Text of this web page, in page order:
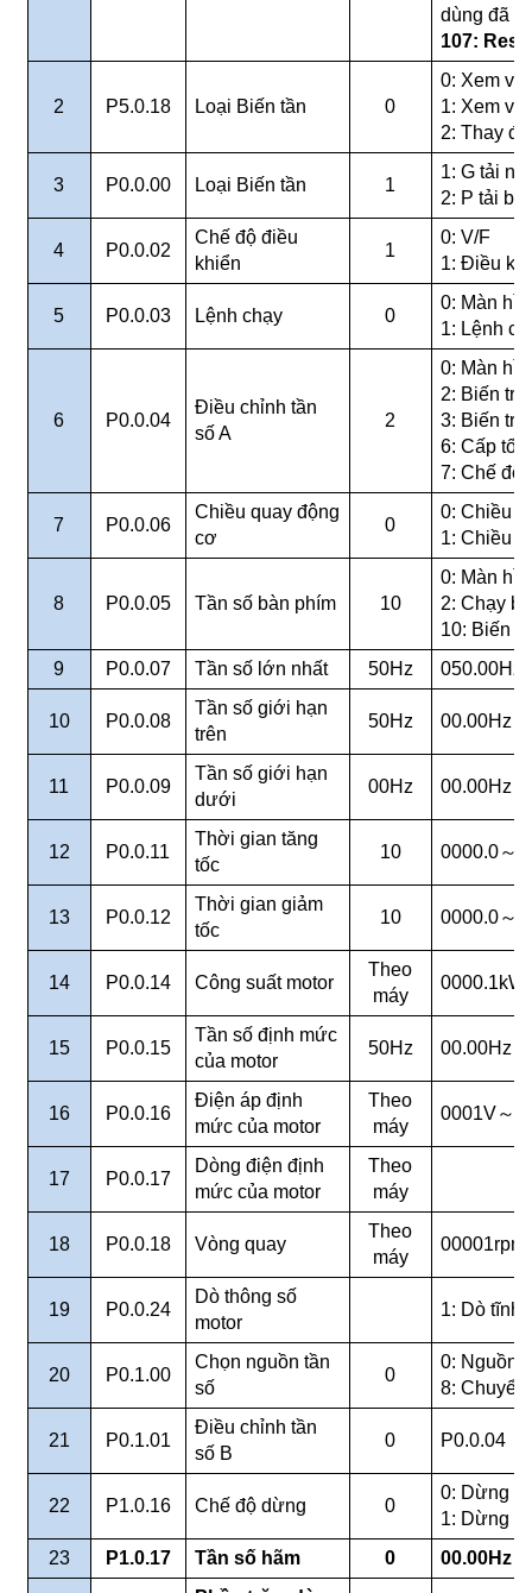
dùng đã
107:
2 P5.0.18 Loại Biến tần 0
0: Xem
1: Xem
2: Thay
3 P0.0.00 Loại Biến tần 1
1: G tải
2: P tải
4 P0.0.02
Chế độ điều
khiển
1
0: V/F
1: Điều
5 P0.0.03 Lệnh chạy 0
0: Màn
1: Lệnh
6 P0.0.04
Điều chỉnh tần
số A
2
0: Màn
2: Biến
3: Biến
6: Cấp tốc
7: Chế độ
7 P0.0.06
Chiều quay động
cơ
0
0: Chiều
1: Chiều
8 P0.0.05 Tần số bàn phím 10
0: Màn
2: Chạy
10: Biến
9
P0.0.07 Tần số lớn nhất 50Hz 050.00Hz
10 P0.0.08
Tần số giới hạn
trên
50Hz 00.00Hz
11 P0.0.09
Tần số giới hạn
dưới
00Hz 00.00Hz
12 P0.0.11
Thời gian tăng
tốc
10 0000.0～
13 P0.0.12
Thời gian giảm
tốc
10 0000.0～
14 P0.0.14 Công suất motor
Theo
máy
0000.1kW
15 P0.0.15
Tần số định mức
của motor
50Hz 00.00Hz
16 P0.0.16
Điện áp định
mức của motor
Theo
máy
0001V～
17 P0.0.17
Dòng điện định
mức của motor
Theo
máy
18 P0.0.18 Vòng quay
Theo
máy
00001rpm
19 P0.0.24
Dò thông số
motor
1: Dò tĩnh
20 P0.1.00
Chọn nguồn tần
số
0
0: Nguồn
8: Chuyển
21 P0.1.01
Điều chỉnh tần
số B
0 P0.0.04
22 P1.0.16 Chế độ dừng 0
0: Dừng
1: Dừng
23
P1.0.17 Tần số hãm 0 00.00Hz～